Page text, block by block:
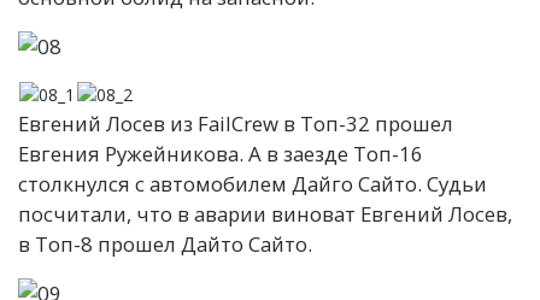
Евгений Лосев из FailCrew в Топ-32 прошел
Евгения Ружейникова. А в заезде Топ-16
столкнулся с автомобилем Дайго Сайто. Судьи
посчитали, что в аварии виноват Евгений Лосев,
в Топ-8 прошел Дайто Сайто.